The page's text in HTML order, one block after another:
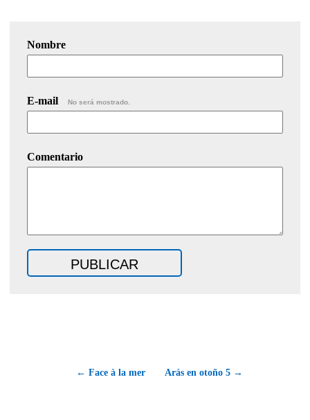
Nombre
E-mail No será mostrado.
Comentario
← Face à la mer Arás en otoño 5 →